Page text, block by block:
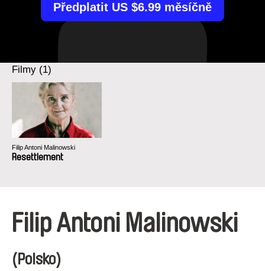
Předplatit US $6.99 měsíčně
Filmy (1)
Filip Antoni Malinowski
Resettlement
Filip Antoni Malinowski
(Polsko)